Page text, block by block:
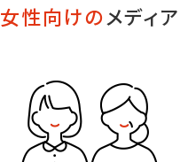
女性向けのメディア